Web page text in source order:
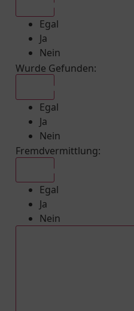
Egal
Ja
Nein
Wurde Gefunden:
Egal
Ja
Nein
Fremdvermittlung:
Egal
Ja
Nein